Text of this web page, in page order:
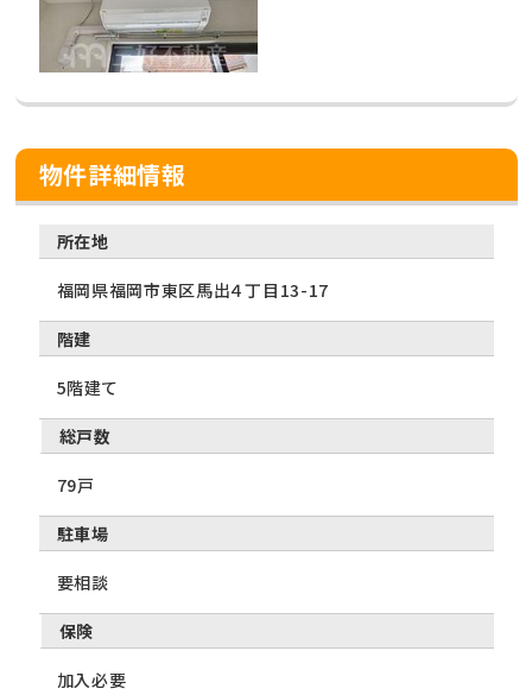
物件詳細情報
所在地
福岡県福岡市東区馬出４丁目13-17
階建
5階建て
総戸数
79戸
駐車場
要相談
保険
加入必要